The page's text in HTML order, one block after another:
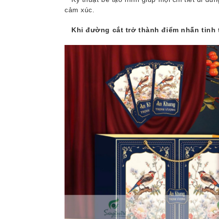
cảm xúc.
Khi đường cắt trở thành điểm nhấn tinh